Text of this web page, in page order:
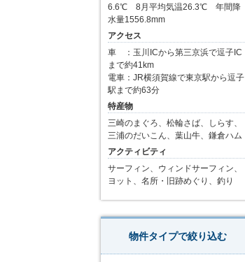
6.6℃ 8月平均気温26.3℃ 年間降
水量1556.8mm
アクセス
車 ：玉川ICから第三京浜で逗子IC
まで約41km
電車：JR横須賀線で東京駅から逗子
駅まで約63分
特産物
三崎のまぐろ、松輪さば、しらす、
三浦のだいこん、葉山牛、鎌倉ハム
アクティビティ
サーフィン、ウィンドサーフィン、
ヨット、名所・旧跡めぐり、釣り
物件タイプで絞り込む